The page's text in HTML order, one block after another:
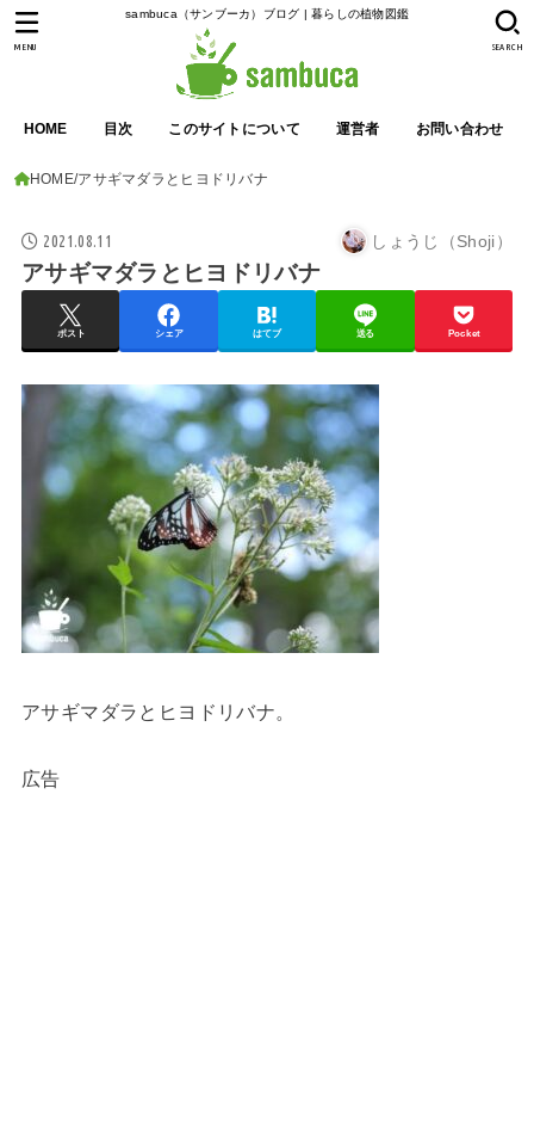
sambuca（サンブーカ）ブログ | 暮らしの植物図鑑
HOME 目次 このサイトについて 運営者 お問い合わせ
SEARCH
MENU
HOME アサギマダラとヒヨドリバナ
2021.08.11 しょうじ（Shoji）
アサギマダラとヒヨドリバナ
ポスト シェア はてブ 送る Pocket
アサギマダラとヒヨドリバナ。
広告